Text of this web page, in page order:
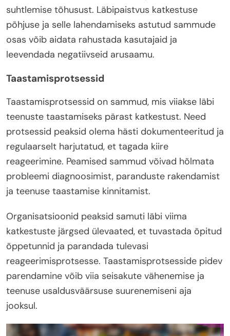
suhtlemise tõhusust. Läbipaistvus katkestuse
põhjuse ja selle lahendamiseks astutud sammude
osas võib aidata rahustada kasutajaid ja
leevendada negatiivseid arusaamu.
Taastamisprotsessid
Taastamisprotsessid on sammud, mis viiakse läbi
teenuste taastamiseks pärast katkestust. Need
protsessid peaksid olema hästi dokumenteeritud ja
regulaarselt harjutatud, et tagada kiire
reageerimine. Peamised sammud võivad hõlmata
probleemi diagnoosimist, paranduste rakendamist
ja teenuse taastamise kinnitamist.
Organisatsioonid peaksid samuti läbi viima
katkestuste järgsed ülevaated, et tuvastada õpitud
õppetunnid ja parandada tulevasi
reageerimisprotsesse. Taastamisprotsesside pidev
parendamine võib viia seisakute vähenemise ja
teenuse usaldusväärsuse suurenemiseni aja
jooksul.